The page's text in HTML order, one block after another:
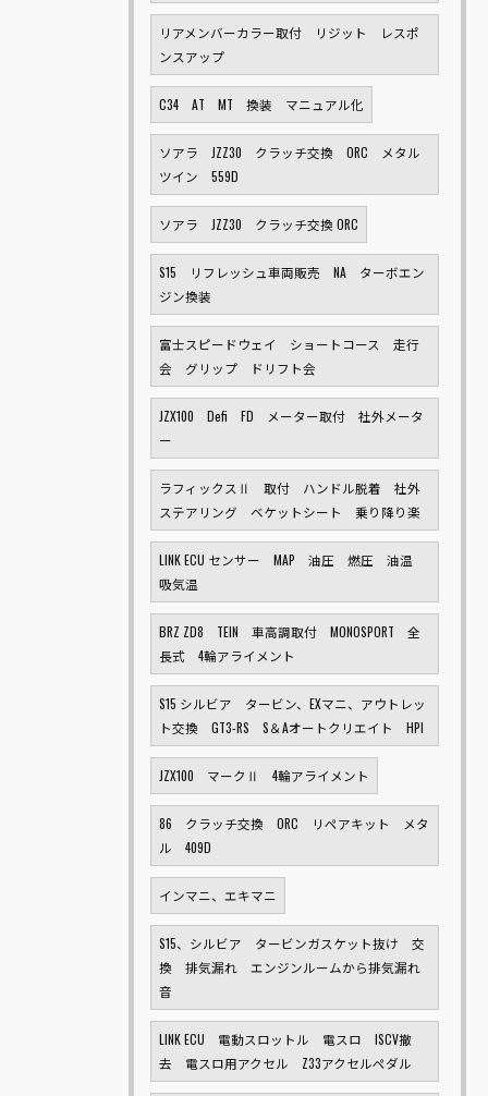
リアメンバーカラー取付 リジット レスポ
ンスアップ
C34 AT MT 換装 マニュアル化
ソアラ JZZ30 クラッチ交換 ORC メタル
ツイン 559D
ソアラ JZZ30 クラッチ交換 ORC
S15 リフレッシュ車両販売 NA ターボエン
ジン換装
富士スピードウェイ ショートコース 走行
会 グリップ ドリフト会
JZX100 Defi FD メーター取付 社外メータ
ー
ラフィックスⅡ 取付 ハンドル脱着 社外
ステアリング ベケットシート 乗り降り楽
LINK ECU センサー MAP 油圧 燃圧 油温
吸気温
BRZ ZD8 TEIN 車高調取付 MONOSPORT 全
長式 4輪アライメント
S15 シルビア タービン、EXマニ、アウトレッ
ト交換 GT3-RS S＆Aオートクリエイト HPI
JZX100 マークⅡ 4輪アライメント
86 クラッチ交換 ORC リペアキット メタ
ル 409D
インマニ、エキマニ
S15、シルビア タービンガスケット抜け 交
換 排気漏れ エンジンルームから排気漏れ
音
LINK ECU 電動スロットル 電スロ ISCV撤
去 電スロ用アクセル Z33アクセルペダル